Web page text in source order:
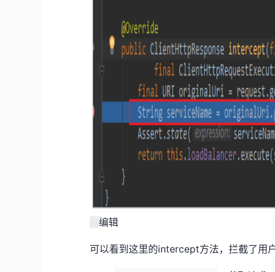
编辑
可以看到这里的intercept方法，拦截了用